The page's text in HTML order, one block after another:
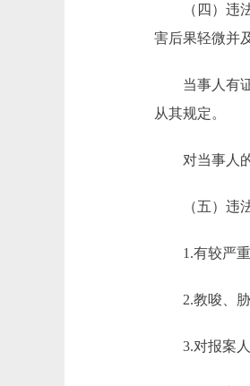
（四）
害后果轻微并
当事人有
从其规定。
对当事人
（五）违
1.有较严
2.教唆、
3.对报案